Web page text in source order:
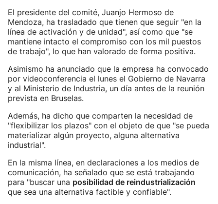
El presidente del comité, Juanjo Hermoso de
Mendoza, ha trasladado que tienen que seguir "en la
línea de activación y de unidad", así como que "se
mantiene intacto el compromiso con los mil puestos
de trabajo", lo que han valorado de forma positiva.
Asimismo ha anunciado que la empresa ha convocado
por videoconferencia el lunes el Gobierno de Navarra
y al Ministerio de Industria, un día antes de la reunión
prevista en Bruselas.
Además, ha dicho que comparten la necesidad de
"flexibilizar los plazos" con el objeto de que "se pueda
materializar algún proyecto, alguna alternativa
industrial".
En la misma línea, en declaraciones a los medios de
comunicación, ha señalado que se está trabajando
para "buscar una posibilidad de reindustrialización
que sea una alternativa factible y confiable".